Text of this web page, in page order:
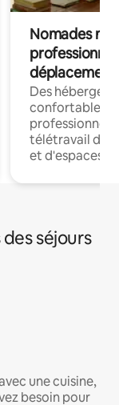
Nomades
déplacement
Des
confortables
professionnels
télétravail
et d'espaces
séjours
une cuisine,
besoin pour